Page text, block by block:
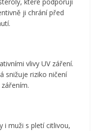
ji chrání před
vlivy UV záření.
snižuje riziko ničení
i muži s pletí citlivou,